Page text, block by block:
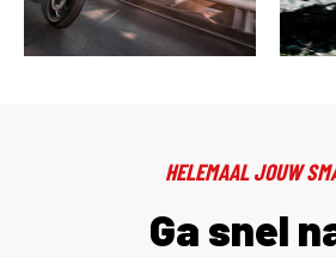
HELEMAAL JOUW
Ga snel